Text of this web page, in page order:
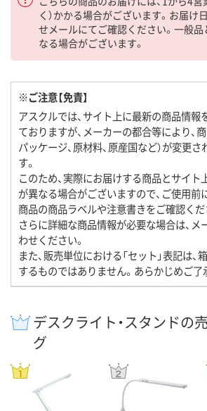
く）かかる場合がございます。お届け
せメールにてご確認ください。一般
なる場合がございます。
※ご注意【免責】
アスクルでは、サイト上に最新の商品情報
ておりますが、メーカーの都合等により、商
パッケージ、原材料、原産国など）が変更
す。
このため、実際にお届けする商品とサイト
が異なる場合がございますので、ご使用前
商品の商品ラベルや注意書きをご確認くだ
さらに詳細な商品情報が必要な場合は、メ
わせください。
また、販売単位における「セット」表記は
するものではありません。あらかじめご了
デスクライト・スタンドの
グ